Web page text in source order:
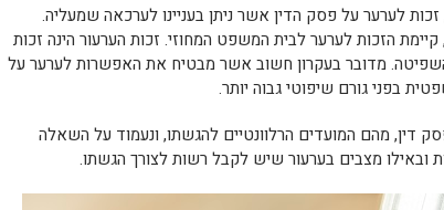
לערער על פסק הדין אשר ניתן בעניינו לערכאה שמעליה.
הזכות לערער לבית המשפט המחוזי. זכות הערעור הינה זכות
מדובר בעקרון חשוב אשר מבטיח את האפשרות לערער על
בפני גורם שיפוטי גבוה יותר.
דין, מהם המועדים הרלוונטיים להגשתו, ונעמוד על השאלה
ובאילו מצבים בערעור שיש לקבל רשות לצורך הגשתו.